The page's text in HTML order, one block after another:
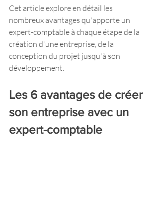
Cet article explore en détail les
nombreux avantages qu'apporte un
expert-comptable à chaque étape de la
création d'une entreprise, de la
conception du projet jusqu'à son
développement.
Les 6 avantages de créer
son entreprise avec un
expert-comptable